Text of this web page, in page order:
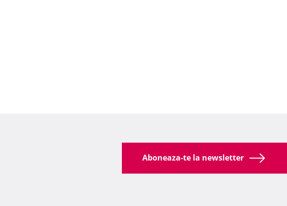
Aboneaza-te la newsletter